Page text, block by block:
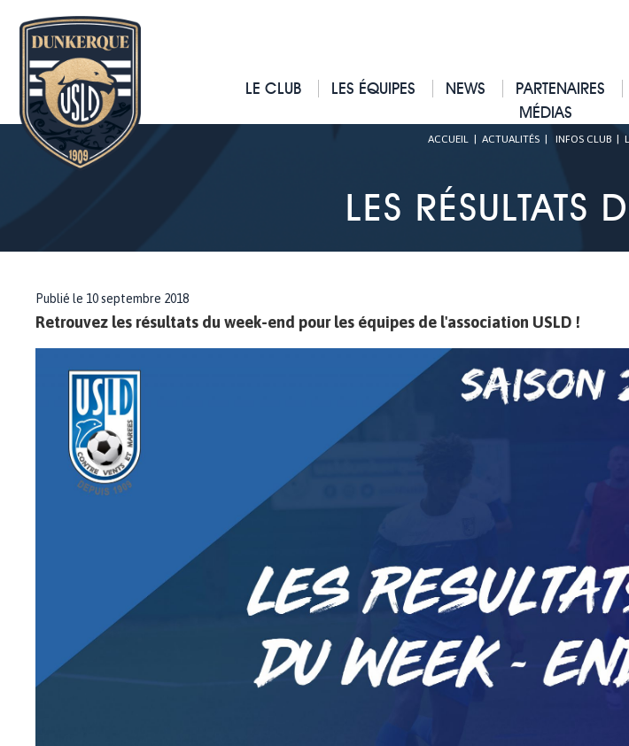
LE CLUB LES ÉQUIPES NEWS PARTENAIRES
MÉDIAS
ACCUEIL ACTUALITÉS INFOS CLUB
LES RÉSULTATS
Publié le 10 septembre 2018
Retrouvez les résultats du week-end pour les équipes de l'association USLD !